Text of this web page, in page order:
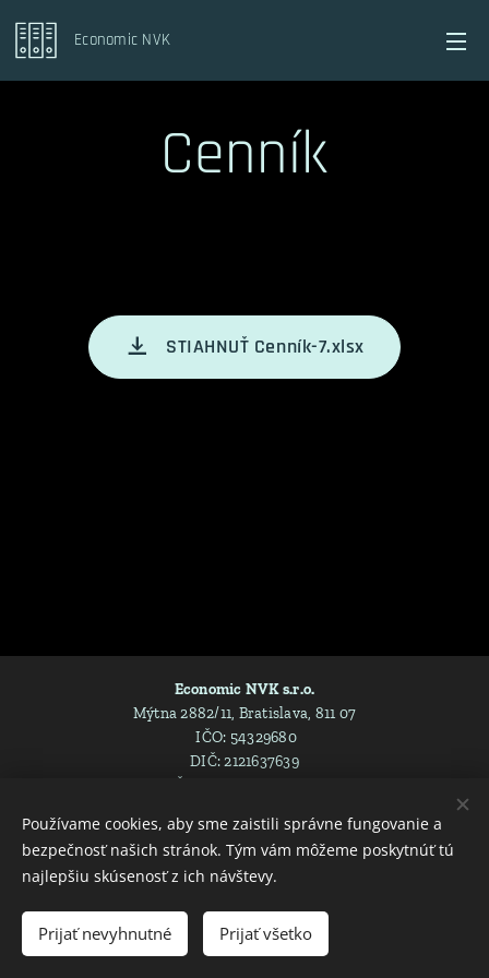
Economic NVK
Cenník
STIAHNUŤ Cenník-7.xlsx
Economic NVK s.r.o.
Mýtna 2882/11, Bratislava, 811 07
IČO: 54329680
DIČ: 2121637639
Bratislava III , Oddiel: Sro, Vložka číslo: 157751/B
Cookies
Jazyky
Slovenčina
English
Používame cookies, aby sme zaistili správne fungovanie a
bezpečnosť našich stránok. Tým vám môžeme poskytnúť tú
najlepšiu skúsenosť z ich návštevy.
Prijať nevyhnutné Prijať všetko